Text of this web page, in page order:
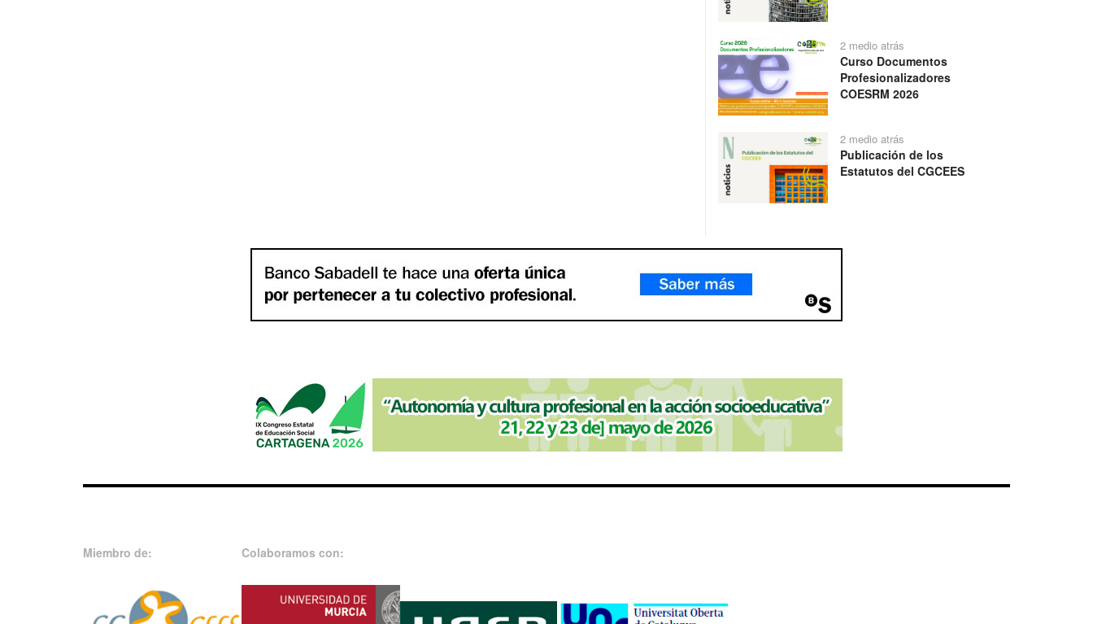
2 medio atrás
Curso Documentos
Profesionalizadores
COESRM 2026
2 medio atrás
Publicación de los
Estatutos del CGCEES
Miembro de: Colaboramos con: